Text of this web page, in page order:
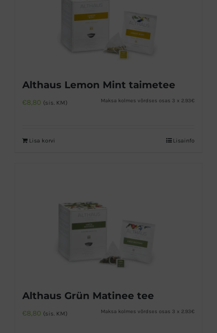
Althaus Lemon Mint taimetee
€8,80 (sis. KM) Maksa kolmes võrdses osas 3 x 2.93€
Lisa korvi Lisainfo
Althaus Grün Matinee tee
€8,80 (sis. KM) Maksa kolmes võrdses osas 3 x 2.93€